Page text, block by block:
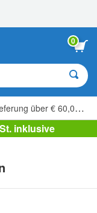
0
über € 60,00 »
inklusive